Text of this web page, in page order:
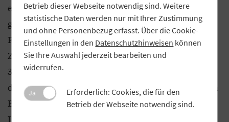
eingetragenen Genossenschaften dienen der
gemeinschaftlichen Umsetzung von Wind-,
Photovoltaik- und Wärmeprojekten. Damit stieg die
Zahl der bayerischen Energiegenossenschaften auf
346 an. Auch außerhalb des Energiesektors bleibt
die Vielfalt der Gründungen beachtlich. Ob aus den
Bereichen Kultur, Handel, Handwerk,
Landwirtschaft oder IT – Genossenschaften stehen
Betrieb dieser Webseite notwendig sind. Weitere
statistische Daten werden nur mit Ihrer Zustimmung
und ohne Personenbezug erfasst. Über die Cookie-
Einstellungen in den Datenschutzhinweisen können
Sie Ihre Auswahl jederzeit bearbeiten und
widerrufen.
Ja
Erforderlich: Cookies, die für den
Betrieb der Webseite notwendig sind.